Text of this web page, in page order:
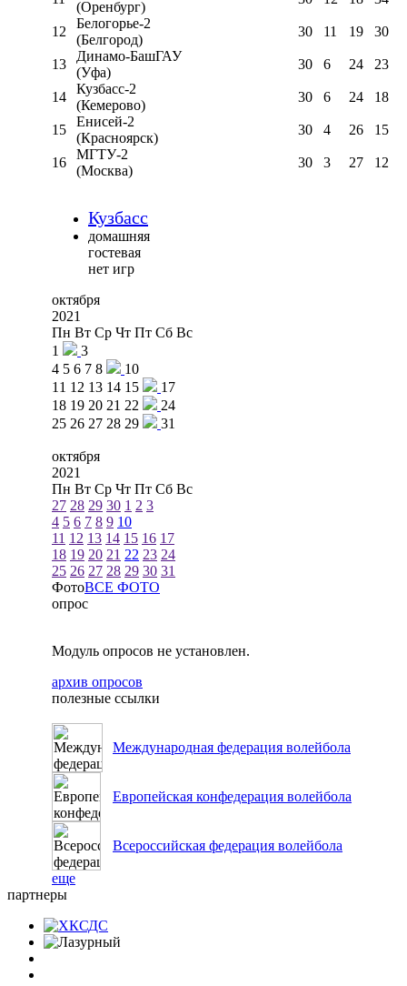
(Оренбург)
12
Белогорье-2
(Белгород)
30 11 19 30
13
Динамо-БашГАУ
(Уфа)
30 6 24 23
14
Кузбасс-2
(Кемерово)
30 6 24 18
15
Енисей-2
(Красноярск)
30 4 26 15
16
МГТУ-2
(Москва)
30 3 27 12
Кузбасс
домашняя
гостевая
нет игр
октября
2021
Пн Вт Ср Чт Пт Сб Вс
1
3
4 5 6 7 8
10
11 12 13 14 15
17
18 19 20 21 22
24
25 26 27 28 29 31
октября
2021
Пн Вт Ср Чт Пт Сб Вс
27 28 29 30 1 2 3
4 5 6 7 8 9 10
11 12 13 14 15 16 17
18 19 20 21 22 23 24
25 26 27 28 29 30 31
ФотоВСЕ ФОТО
опрос
Модуль опросов не установлен.
архив опросов
полезные ссылки
Международная федерация волейбола
Европейская конфедерация волейбола
Всероссийская федерация волейбола
еще
партнеры